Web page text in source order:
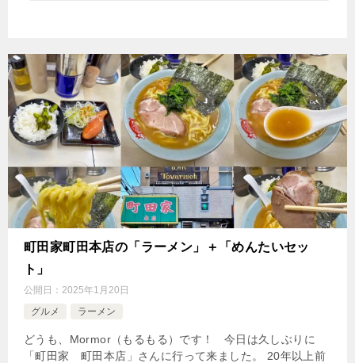
町田家町田本店の「ラーメン」＋「めんたいセッ
ト」
公開日： 2025年1月20日
グルメ
ラーメン
どうも、Mormor（もるもる）です！ 今日は久しぶりに
「町田家 町田本店」さんに行って来ました。 20年以上前